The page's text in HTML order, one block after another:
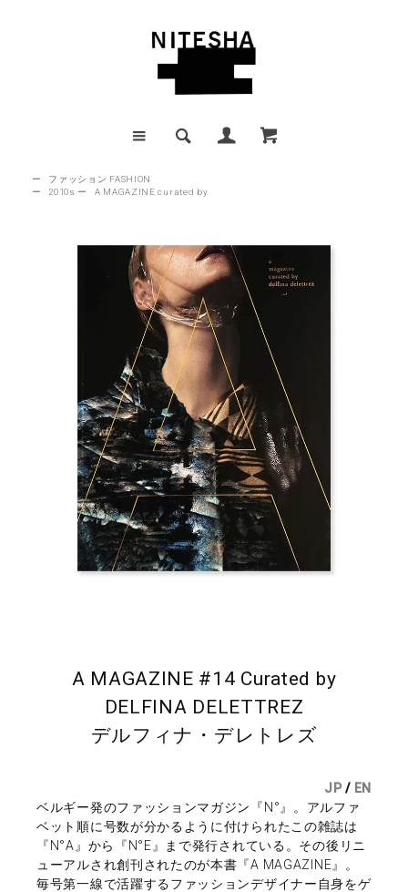
ー
ファッション FASHION
ー
2010s ー A MAGAZINE curated by
A MAGAZINE #14 Curated by
DELFINA DELETTREZ
デルフィナ・デレトレズ
JP / EN
ベルギー発のファッションマガジン『N°』。アルファ
ベット順に号数が分かるように付けられたこの雑誌は
『N°A』から『N°E』まで発行されている。その後リニ
ューアルされ創刊されたのが本書『A MAGAZINE』。
毎号第一線で活躍するファッションデザイナー自身をゲ